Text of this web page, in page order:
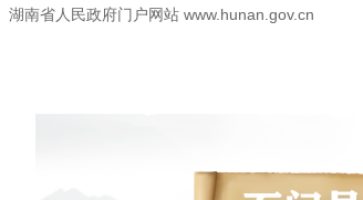
湖南省人民政府门户网站 www.hunan.gov.cn